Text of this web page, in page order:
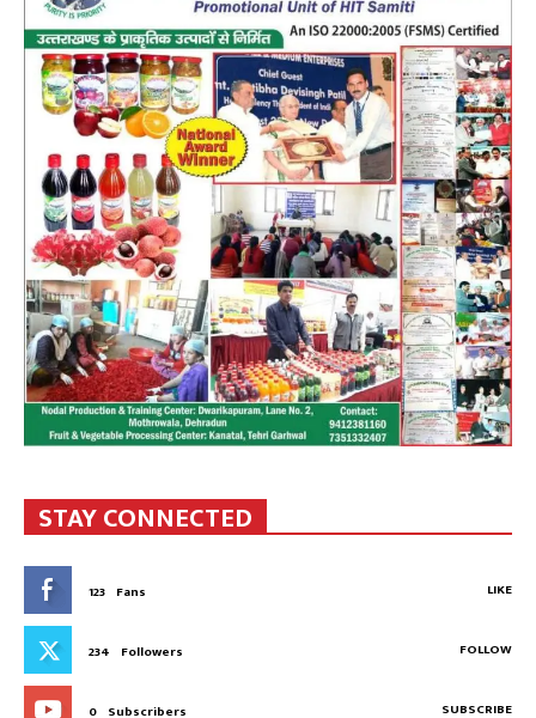
STAY CONNECTED
123 Fans LIKE
234 Followers FOLLOW
0 Subscribers SUBSCRIBE